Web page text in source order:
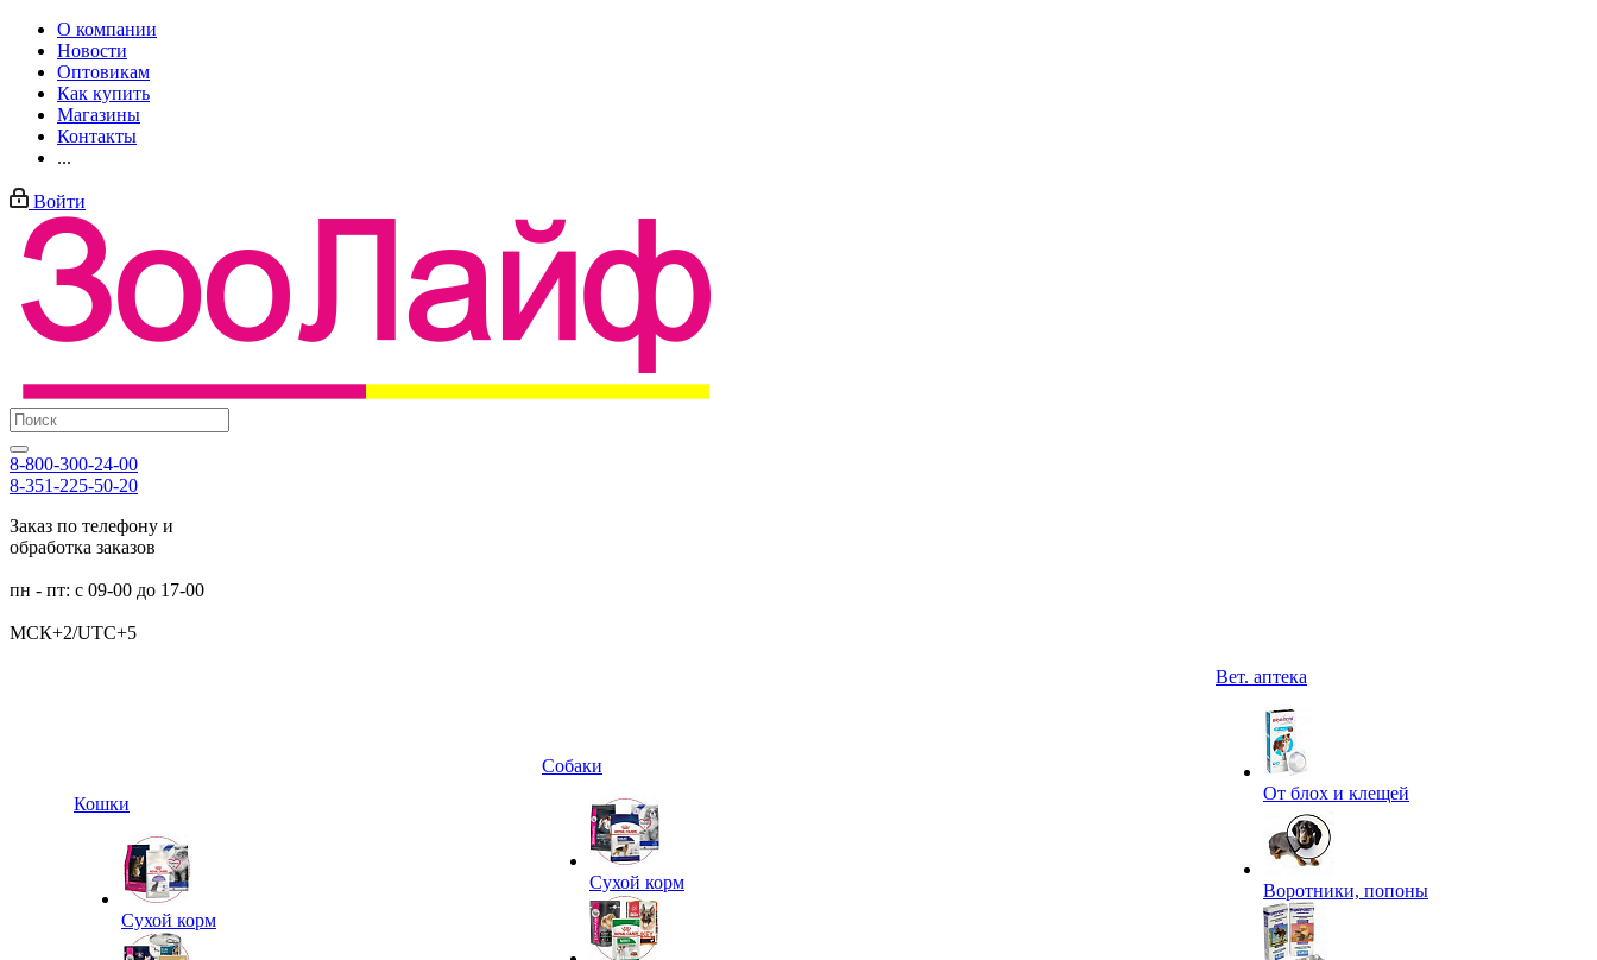
О компании
Новости
Оптовикам
Как купить
Магазины
Контакты
...
Войти
8-800-300-24-00
8-351-225-50-20
Заказ по телефону и
обработка заказов
пн - пт: с 09-00 до 17-00
МСК+2/UTC+5
Кошки
Сухой корм
Собаки
Сухой корм
Вет. аптека
От блох и клещей
Воротники, попоны